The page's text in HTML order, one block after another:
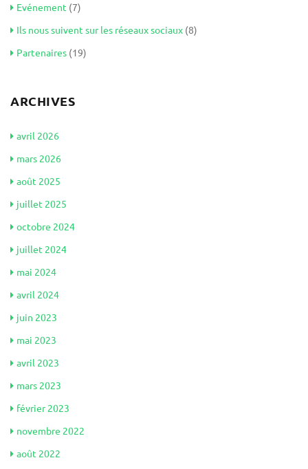
Evénement (7)
Ils nous suivent sur les réseaux sociaux (8)
Partenaires (19)
ARCHIVES
avril 2026
mars 2026
août 2025
juillet 2025
octobre 2024
juillet 2024
mai 2024
avril 2024
juin 2023
mai 2023
avril 2023
mars 2023
février 2023
novembre 2022
août 2022